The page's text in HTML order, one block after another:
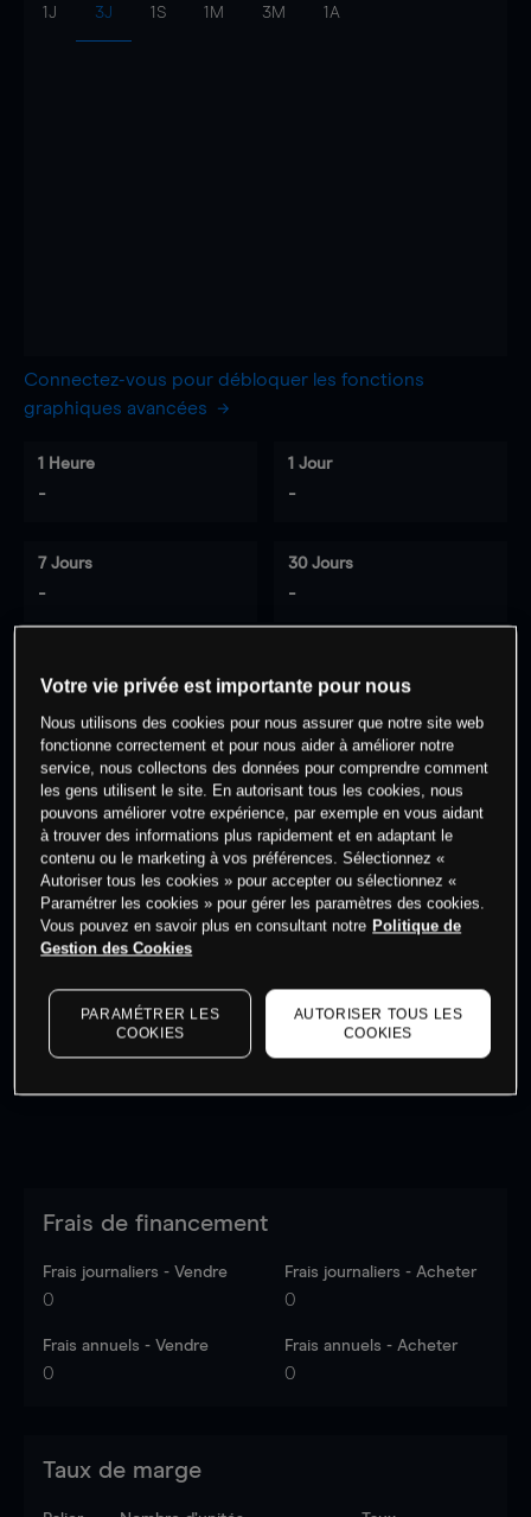
1J 3J 1S 1M 3M 1A
Connectez-vous pour débloquer les fonctions
graphiques avancées
1 Heure
-
1 Jour
-
7 Jours
-
30 Jours
-
0% des clients ont une position à
cet actif
Commencez à trader
Les prix sont indicatifs.
dernières données du marché.Log into see latest
market data
Frais de financement
Frais journaliers - Vendre
0
Frais journaliers - Acheter
0
Frais annuels - Vendre
0
Frais annuels - Acheter
0
Taux de marge
Votre vie privée est importante pour nous
Nous utilisons des cookies pour nous assurer que notre site web
fonctionne correctement et pour nous aider à améliorer notre
service, nous collectons des données pour comprendre comment
les gens utilisent le site. En autorisant tous les cookies, nous
pouvons améliorer votre expérience, par exemple en vous aidant
à trouver des informations plus rapidement et en adaptant le
contenu ou le marketing à vos préférences. Sélectionnez «
Autoriser tous les cookies » pour accepter ou sélectionnez «
Paramétrer les cookies » pour gérer les paramètres des cookies.
Vous pouvez en savoir plus en consultant notre Politique de
Gestion des Cookies
PARAMÉTRER LES
COOKIES
AUTORISER TOUS LES
COOKIES